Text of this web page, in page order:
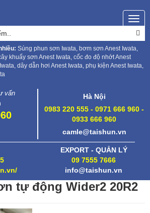
Súng phun sơn Iwata, bơm sơn Anest Iwata,
khuấy sơn Anest Iwata, cốc đo độ nhớt Anest
dây dẫn hơi Anest Iwata, phụ kiện Anest Iwata,
vấn
Hà Nội
0983 220 555 - 0971 666 960 -
0933 666 960
camle@taishun.vn
EXPORT - QUẢN LÝ
09 7555 7666
info@taishun.vn
tự động Wider2 20R2